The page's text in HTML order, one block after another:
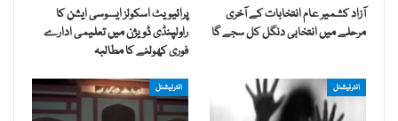
آزاد کشمیر عام انتخابات کے آخری
مرحلے میں انتخابی دنگل کل سجے گا
پرائیویٹ اسکولز ایسوسی ایشن کا
راولپنڈی ڈویژن میں تعلیمی ادارے
فوری کھولنے کا مطالبہ
انٹرنیشنل انٹرنیشنل